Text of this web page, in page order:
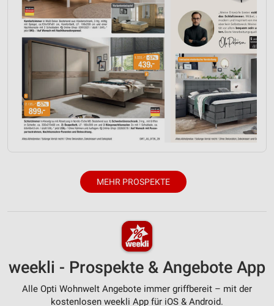
MEHR PROSPEKTE
weekli - Prospekte & Angebote App
Alle Opti Wohnwelt Angebote immer griffbereit – mit der
kostenlosen weekli App für iOS & Android.